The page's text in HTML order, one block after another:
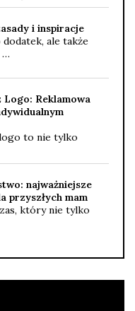
i inspiracje
ale także
…
Logo: Reklamowa
to nie tylko
najważniejsze
przyszłych mam
który nie tylko